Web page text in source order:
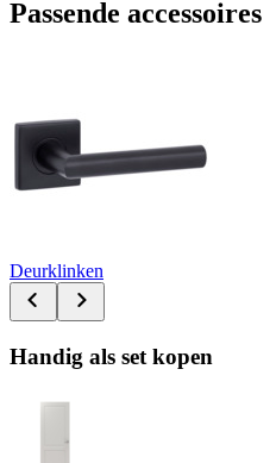
Passende accessoires
Deurklinken
Handig als set kopen